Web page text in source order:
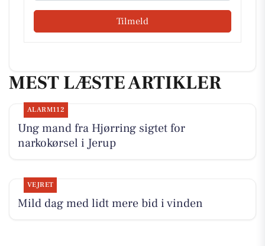
Tilmeld
MEST LÆSTE ARTIKLER
ALARM112
Ung mand fra Hjørring sigtet for
narkokørsel i Jerup
VEJRET
Mild dag med lidt mere bid i vinden